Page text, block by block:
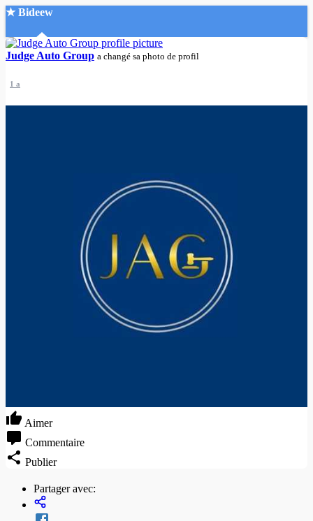
★ Bideew
Accueil
Connexion
Créer un compte
Mode nuit
Judge Auto Group a changé sa photo de profil
1 a
Aimer
Commentaire
Publier
Partager avec: